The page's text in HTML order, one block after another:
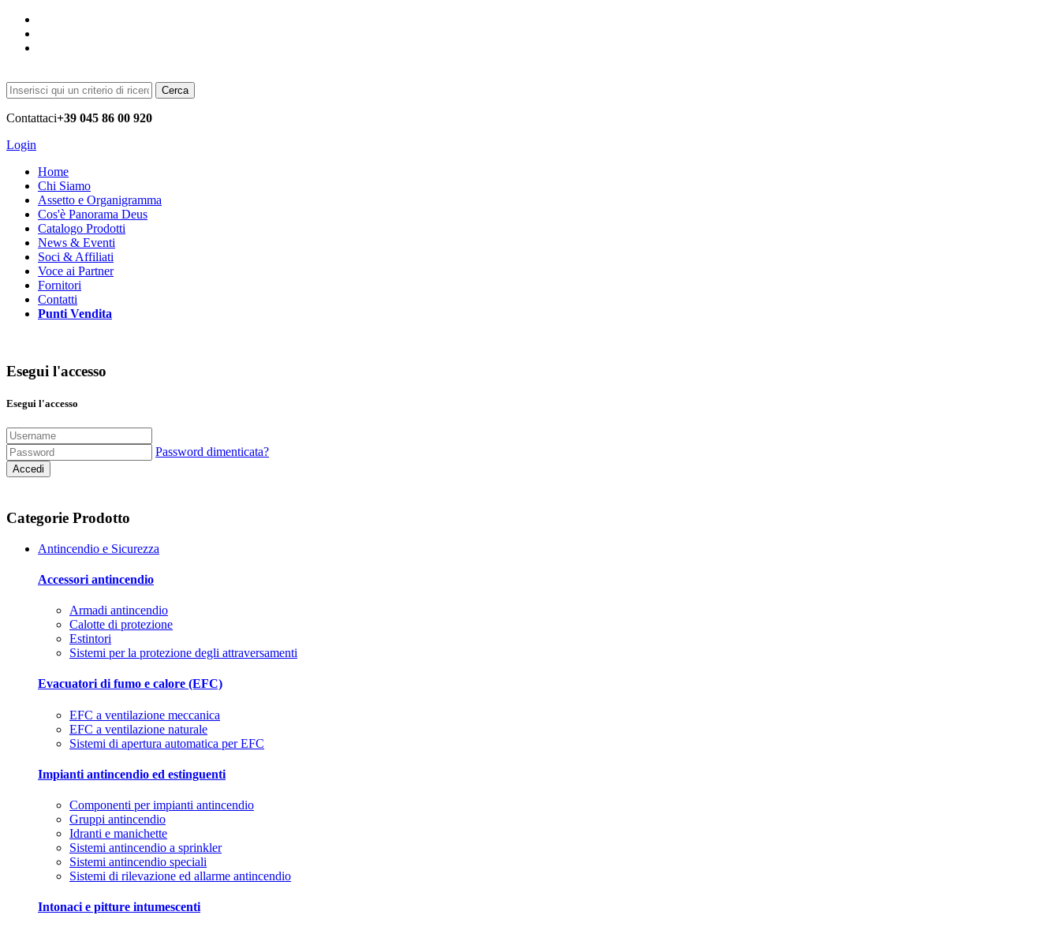
Cerca
Contattaci+39 045 86 00 920
Login
Home
Chi Siamo
Assetto e Organigramma
Cos'è Panorama Deus
Catalogo Prodotti
News & Eventi
Soci & Affiliati
Voce ai Partner
Fornitori
Contatti
Punti Vendita
Esegui l'accesso
Esegui l'accesso
Password dimenticata?
Accedi
Categorie Prodotto
Antincendio e Sicurezza
Accessori antincendio
Armadi antincendio
Calotte di protezione
Estintori
Sistemi per la protezione degli attraversamenti
Evacuatori di fumo e calore (EFC)
EFC a ventilazione meccanica
EFC a ventilazione naturale
Sistemi di apertura automatica per EFC
Impianti antincendio ed estinguenti
Componenti per impianti antincendio
Gruppi antincendio
Idranti e manichette
Sistemi antincendio a sprinkler
Sistemi antincendio speciali
Sistemi di rilevazione ed allarme antincendio
Intonaci e pitture intumescenti